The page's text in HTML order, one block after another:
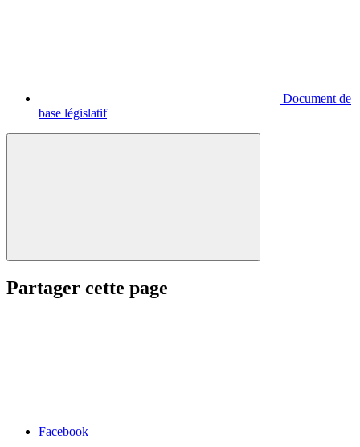
Document de
base législatif
Partager cette page
Facebook